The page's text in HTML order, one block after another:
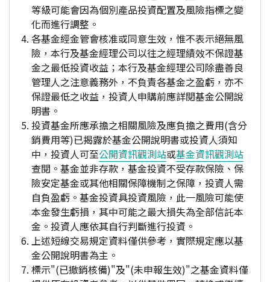
等級可能會因為個別產品投資配置及風險指標之變
化而進行調整。
各基金經金管會核准或同意生效，惟不表示絕無風
險，本行及基金經理公司以往之經理績效不保證基
金之最低投資收益；本行及基金經理公司除盡善良
管理人之注意義務外，不負責各基金之盈虧，亦不
保證最低之收益，投資人申購前應詳閱基金公開說
明書。
投資基金所應承擔之相關風險及應負擔之費用(含分
銷費用等)已揭露於基金公開說明書或投資人須知
中，投資人可至公開資訊觀測站或基金資訊觀測站
查閱。基金並非存款，基金投資不受存款保險、保
險安定基金或其他相關保障機制之保障，投資人需
自負盈虧。基金投資具投資風險，此一風險可能使
本金發生虧損，其中可能之最大損失為全部信託本
金。投資人應依其自行判斷進行投資。
上述短線交易規定資料僅供參考，實際規定應以基
金公開說明書為主。
標示"(已撤銷核備)"及"(未申報生效)"之基金資料僅